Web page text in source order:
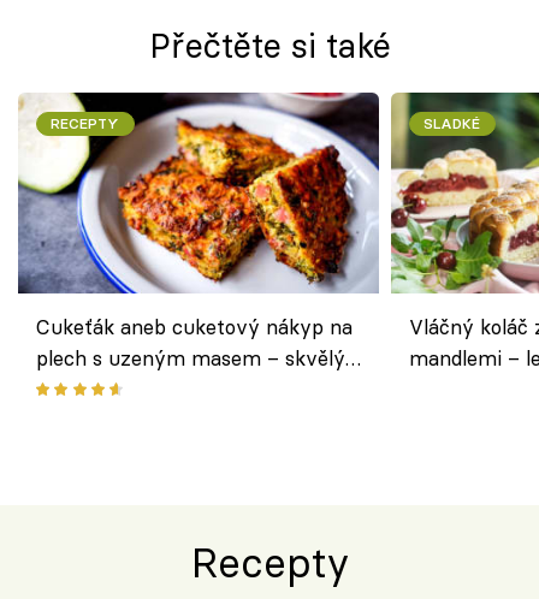
Přečtěte si také
RECEPTY
Cukeťák aneb cuketový nákyp na
plech s uzeným masem – skvělý
způsob, jak zpracovat přerostlé
SLADKÉ
Vláčný koláč
mandlemi –
Recepty